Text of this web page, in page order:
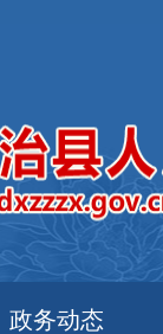
政务动态